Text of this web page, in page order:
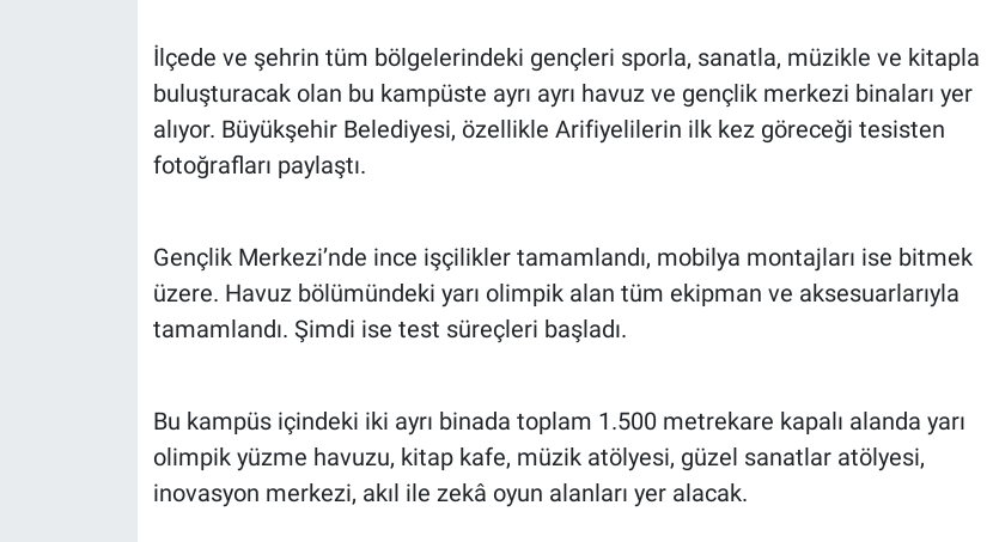
İlçede ve şehrin tüm bölgelerindeki gençleri sporla, sanatla, müzikle ve kitapla
buluşturacak olan bu kampüste ayrı ayrı havuz ve gençlik merkezi binaları yer
alıyor. Büyükşehir Belediyesi, özellikle Arifiyelilerin ilk kez göreceği tesisten
fotoğrafları paylaştı.
Gençlik Merkezi’nde ince işçilikler tamamlandı, mobilya montajları ise bitmek
üzere. Havuz bölümündeki yarı olimpik alan tüm ekipman ve aksesuarlarıyla
tamamlandı. Şimdi ise test süreçleri başladı.
Bu kampüs içindeki iki ayrı binada toplam 1.500 metrekare kapalı alanda yarı
olimpik yüzme havuzu, kitap kafe, müzik atölyesi, güzel sanatlar atölyesi,
inovasyon merkezi, akıl ile zekâ oyun alanları yer alacak.